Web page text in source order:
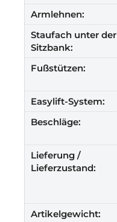
Armlehnen:
Staufach unter der
Sitzbank:
Fußstützen:
Easylift-System:
Beschläge:
Lieferung /
Lieferzustand:
Artikelgewicht: